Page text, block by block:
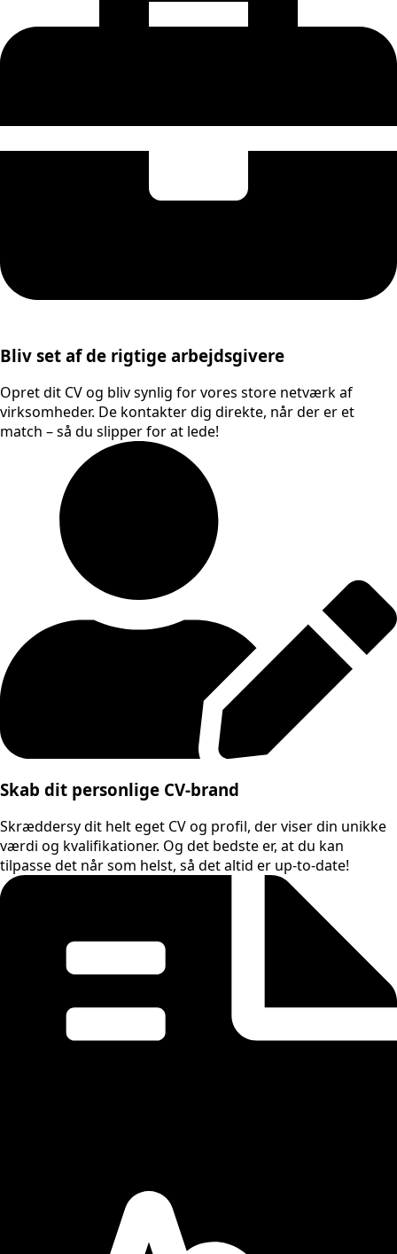
Bliv set af de rigtige arbejdsgivere
Opret dit CV og bliv synlig for vores store netværk af
virksomheder. De kontakter dig direkte, når der er et
match – så du slipper for at lede!
Skab dit personlige CV-brand
Skræddersy dit helt eget CV og profil, der viser din unikke
værdi og kvalifikationer. Og det bedste er, at du kan
tilpasse det når som helst, så det altid er up-to-date!